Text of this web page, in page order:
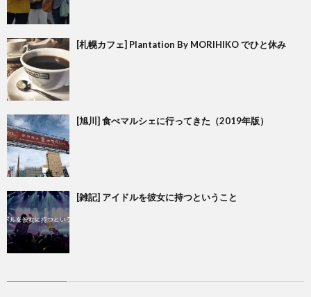
[札幌カフェ] Plantation By MORIHIKO でひと休み
[旭川] 食べマルシェに行ってきた（2019年版）
[雑記] アイドルを彼女に持つということ